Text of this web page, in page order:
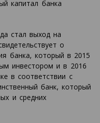
капитал банка
стал выход на
о
банка, который в 2015
инвестором и в 2016
в соответствии с
банк, который
и средних